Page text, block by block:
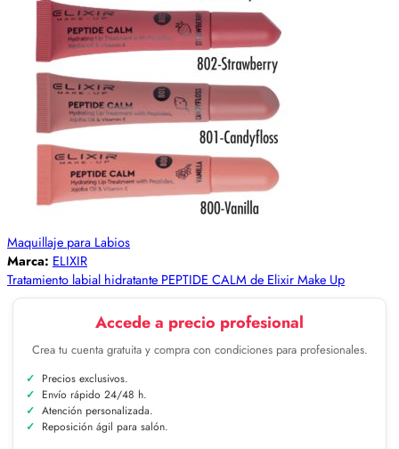
Maquillaje para Labios
Marca: ELIXIR
Tratamiento labial hidratante PEPTIDE CALM de Elixir Make Up
Accede a precio profesional
Crea tu cuenta gratuita y compra con condiciones para profesionales.
Precios exclusivos.
Envío rápido 24/48 h.
Atención personalizada.
Reposición ágil para salón.